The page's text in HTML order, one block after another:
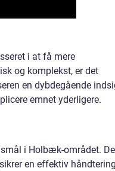
i at få mere
og komplekst, er det
en dybdegående
emnet yderligere.
i Holbæk-området. De
en effektiv